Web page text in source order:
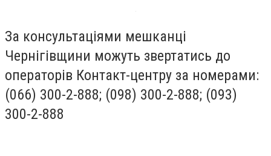
За консультаціями мешканці
Чернігівщини можуть звертатись до
операторів Контакт-центру за номерами:
(066) 300-2-888; (098) 300-2-888; (093)
300-2-888